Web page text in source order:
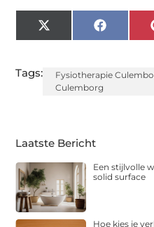
X
(Twitter)
Tags: Fysiotherapie
Culemborg
Laatste Bericht
Een stijlvolle
solid surface
Hoe kies je